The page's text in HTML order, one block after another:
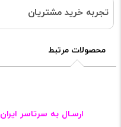
تجربه خرید مشتریان
محصولات مرتبط
ارسـال به سرتاسر ایران